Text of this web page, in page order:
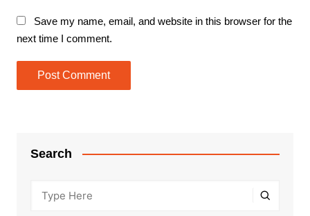
Save my name, email, and website in this browser for the
next time I comment.
Search